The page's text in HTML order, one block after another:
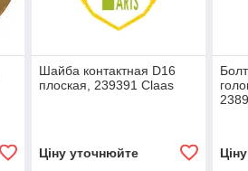
Шайба контактная D16
плоская, 239391 Claas
Ціну уточнюйте